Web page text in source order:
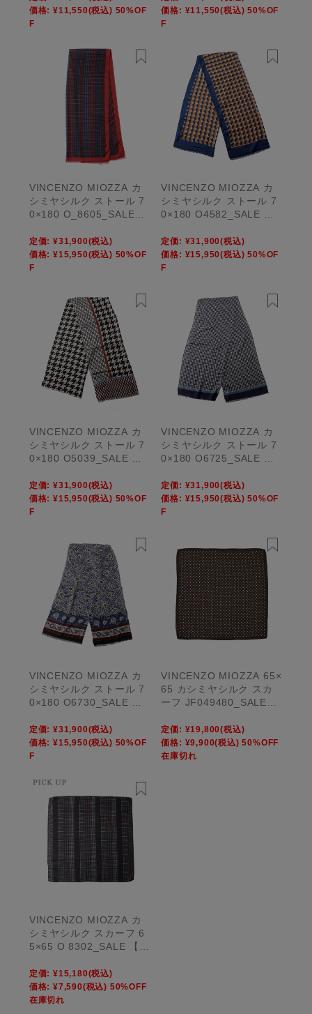
価格: ¥11,550(税込) 50%OF
F
価格: ¥11,550(税込) 50%OF
F
VINCENZO MIOZZA カ
シミヤシルク ストール 7
0×180 O_8605_SALE
定価: ¥31,900(税込)
価格: ¥15,950(税込) 50%OF
F
VINCENZO MIOZZA カ
シミヤシルク ストール 7
0×180 O4582_SALE 【U
定価: ¥31,900(税込)
価格: ¥15,950(税込) 50%OF
F
VINCENZO MIOZZA カ
シミヤシルク ストール 7
0×180 O5039_SALE 【U
定価: ¥31,900(税込)
価格: ¥15,950(税込) 50%OF
F
VINCENZO MIOZZA カ
シミヤシルク ストール 7
0×180 O6725_SALE 【U
定価: ¥31,900(税込)
価格: ¥15,950(税込) 50%OF
F
VINCENZO MIOZZA カ
シミヤシルク ストール 7
0×180 O6730_SALE 【U
定価: ¥31,900(税込)
価格: ¥15,950(税込) 50%OF
F
VINCENZO MIOZZA 65×
65 カシミヤシルク スカ
ーフ JF049480_SALE
定価: ¥19,800(税込)
価格: ¥9,900(税込) 50%OFF
在庫切れ
VINCENZO MIOZZA カ
シミヤシルク スカーフ 6
5×65 O 8302_SALE 【U
定価: ¥15,180(税込)
価格: ¥7,590(税込) 50%OFF
在庫切れ